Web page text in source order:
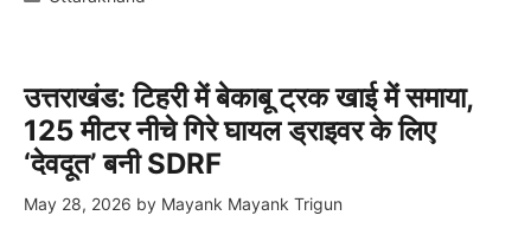
उत्तराखंड: टिहरी में बेकाबू ट्रक खाई में समाया,
125 मीटर नीचे गिरे घायल ड्राइवर के लिए
‘देवदूत’ बनी SDRF
May 28, 2026 by Mayank Mayank Trigun